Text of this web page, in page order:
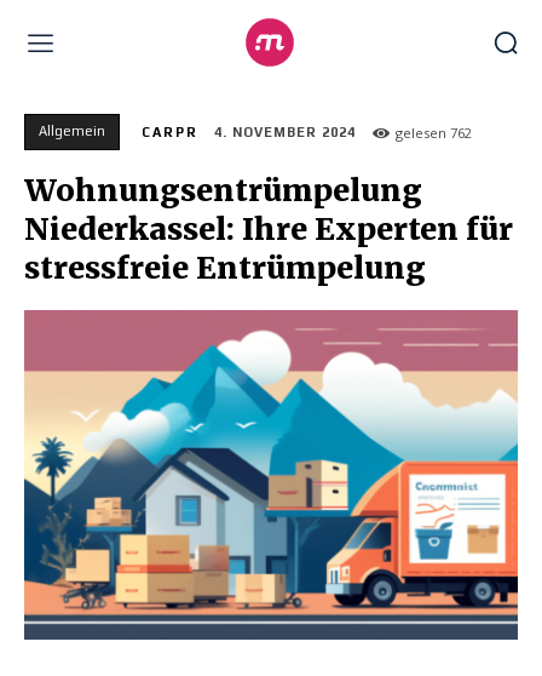
Allgemein CARPR 4. NOVEMBER 2024 gelesen 762
Wohnungsentrümpelung
Niederkassel: Ihre Experten für
stressfreie Entrümpelung